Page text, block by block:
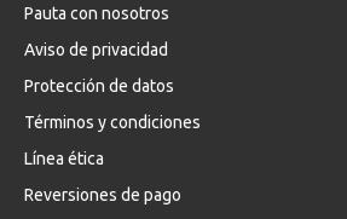
Pauta con nosotros
Aviso de privacidad
Protección de datos
Términos y condiciones
Línea ética
Reversiones de pago